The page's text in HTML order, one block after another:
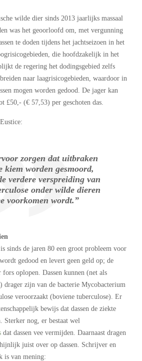
wilde dier sinds 2013 jaarlijks massaal
was het geoorloofd om, met vergunning
te doden tijdens het jachtseizoen in het
die hoofdzakelijk in het
de regering het dodingsgebied zelfs
naar laagrisicogebieden, waardoor in
mogen worden gedood. De jager kan
£50,- (€ 57,53) per geschoten das.
zorgen dat uitbraken
kiem worden gesmoord,
verdere verspreiding van
onder wilde dieren
voorkomen wordt.”
sinds de jaren 80 een groot probleem voor
gedood en levert geen geld op; de
fors oplopen. Dassen kunnen (net als
drager zijn van de bacterie Mycobacterium
veroorzaakt (boviene tuberculose). Er
bewijs dat dassen de ziekte
Sterker nog, er bestaat wel
dat dassen vee vermijden. Daarnaast dragen
juist over op dassen. Schrijver en
is van mening: